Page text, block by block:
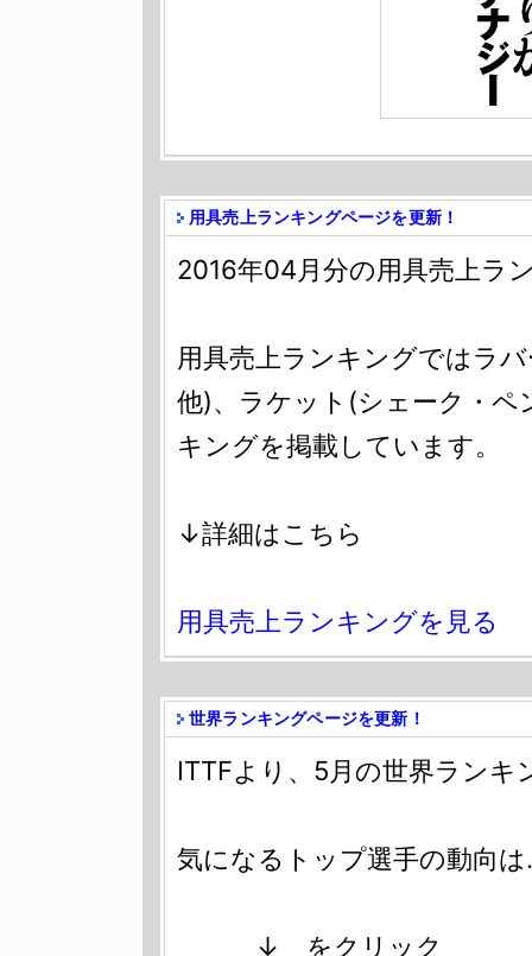
用具売上ランキングページを更新！
2016年04月分の用具売上ラ
用具売上ランキングではラ
他)、ラケット(シェーク・ペ
キングを掲載しています。
↓詳細はこちら
用具売上ランキングを見る
世界ランキングページを更新！
ITTFより、5月の世界ランキ
気になるトップ選手の動向
↓ をクリック